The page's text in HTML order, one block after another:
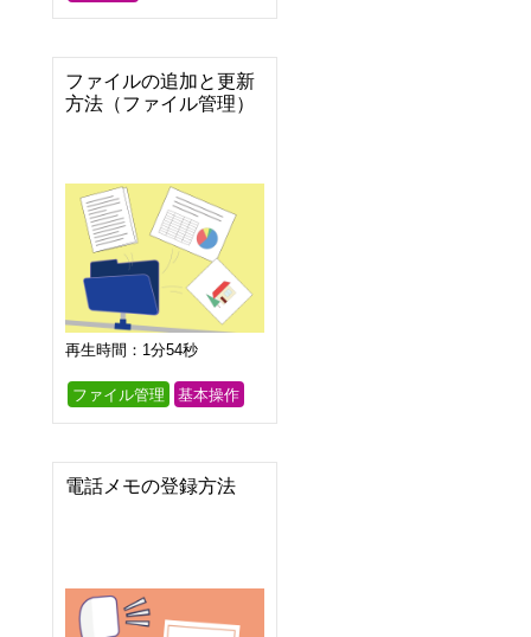
ファイルの追加と更新
方法（ファイル管理）
再生時間：1分54秒
ファイル管理 基本操作
電話メモの登録方法